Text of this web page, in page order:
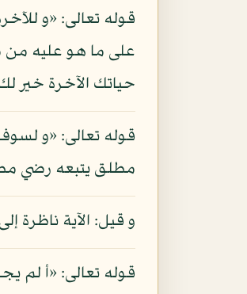
قوله تعالى: «و
على ما هو عليه من
حياتك الآخرة خير
قوله تعالى: «و
مطلق يتبعه رضي
و قيل: الآية ناظرة
قوله تعالى: «أ لم